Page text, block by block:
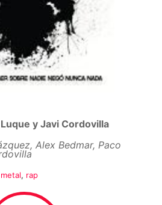
y Javi Cordovilla
Alex Bedmar, Paco
metal, rap